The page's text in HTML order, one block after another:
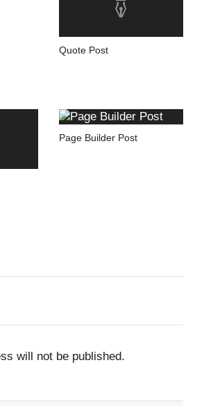
Quote Post
Page Builder Post
will not be published.